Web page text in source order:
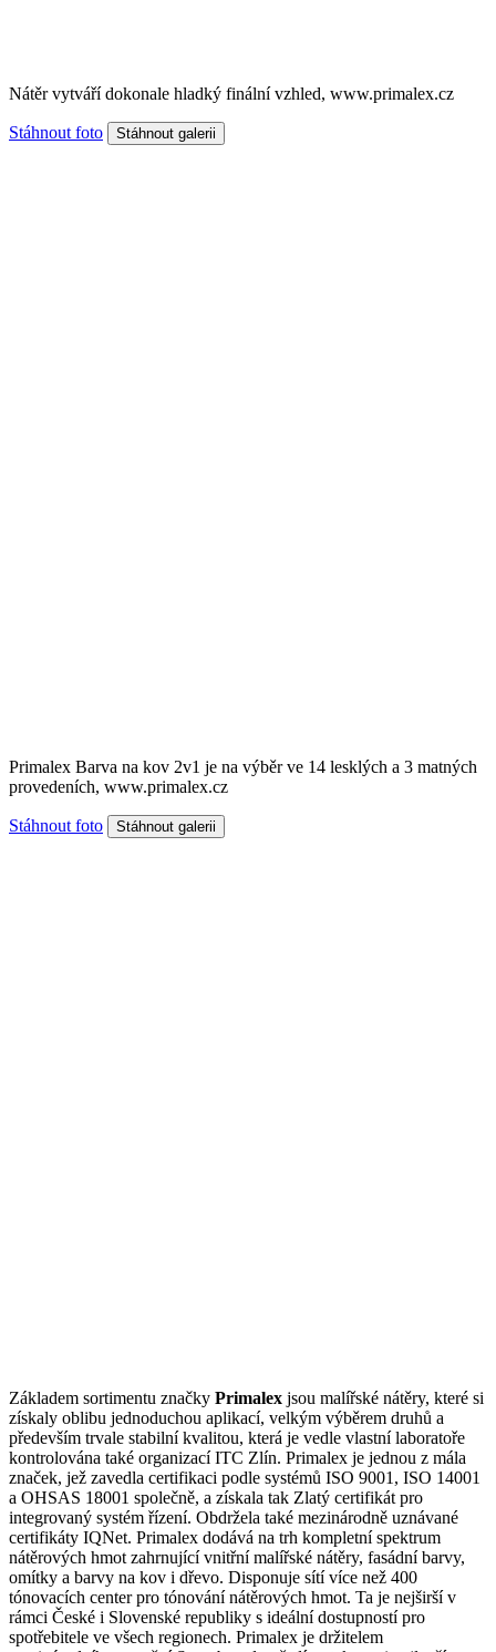
Nátěr vytváří dokonale hladký finální vzhled, www.primalex.cz
Stáhnout foto
Primalex Barva na kov 2v1 je na výběr ve 14 lesklých a 3 matných
provedeních, www.primalex.cz
Stáhnout foto
Základem sortimentu značky Primalex jsou malířské nátěry, které si
získaly oblibu jednoduchou aplikací, velkým výběrem druhů a
především trvale stabilní kvalitou, která je vedle vlastní laboratoře
kontrolována také organizací ITC Zlín. Primalex je jednou z mála
značek, jež zavedla certifikaci podle systémů ISO 9001, ISO 14001
a OHSAS 18001 společně, a získala tak Zlatý certifikát pro
integrovaný systém řízení. Obdržela také mezinárodně uznávané
certifikáty IQNet. Primalex dodává na trh kompletní spektrum
nátěrových hmot zahrnující vnitřní malířské nátěry, fasádní barvy,
omítky a barvy na kov i dřevo. Disponuje sítí více než 400
tónovacích center pro tónování nátěrových hmot. Ta je nejširší v
rámci České i Slovenské republiky s ideální dostupností pro
spotřebitele ve všech regionech. Primalex je držitelem